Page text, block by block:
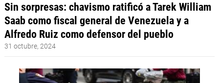
Sin sorpresas: chavismo ratificó a Tarek William
Saab como fiscal general de Venezuela y a
Alfredo Ruiz como defensor del pueblo
31 octubre, 2024